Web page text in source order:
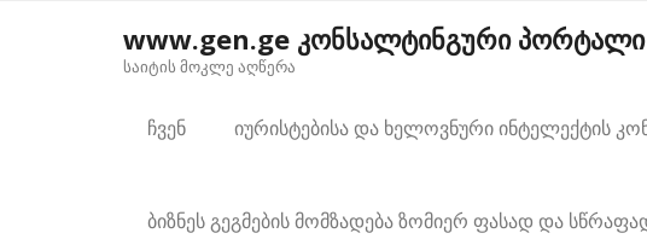
www.gen.ge კონსალტინგური პორტალი
საიტის მოკლე აღწერა
ჩვენ იურისტებისა და ხელოვნური ინტელექტის
ბიზნეს გეგმების მომზადება ზომიერ ფასად და